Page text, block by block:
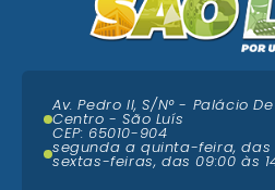
Av. Pedro II, S/N° - Palácio
Centro - São Luís
CEP: 65010-904
segunda a quinta-feira, das
sextas-feiras, das 09:00 às